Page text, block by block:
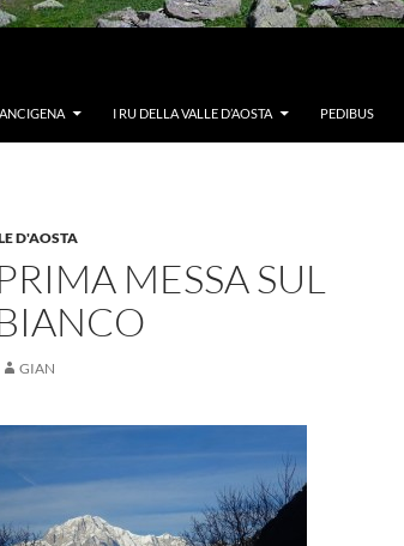
I RU DELLA VALLE D’AOSTA PEDIBUS
D'AOSTA
MESSA SUL
GIAN